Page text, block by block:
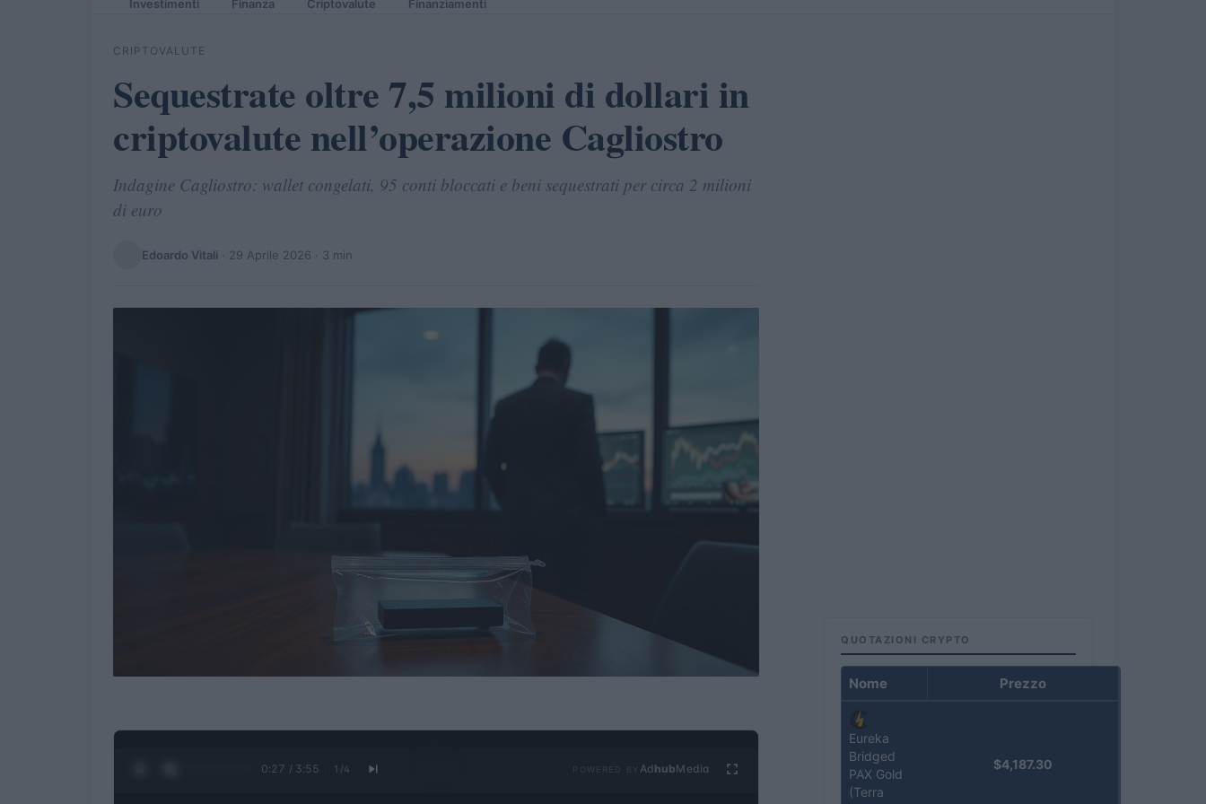
Investimenti Finanza Criptovalute Finanziamenti
CRIPTOVALUTE
Sequestrate oltre 7,5 milioni di dollari in
criptovalute nell’operazione Cagliostro
Indagine Cagliostro: wallet congelati, 95 conti bloccati e beni sequestrati per circa 2 milioni
di euro
Edoardo Vitali · 29 Aprile 2026 · 3 min
0:28 / 3:55 1 /4 Ad hubMedia
QUOTAZIONI CRYPTO
Nome Prezzo
Eureka
Bridged
PAX Gold
(Terra
$4,187.30